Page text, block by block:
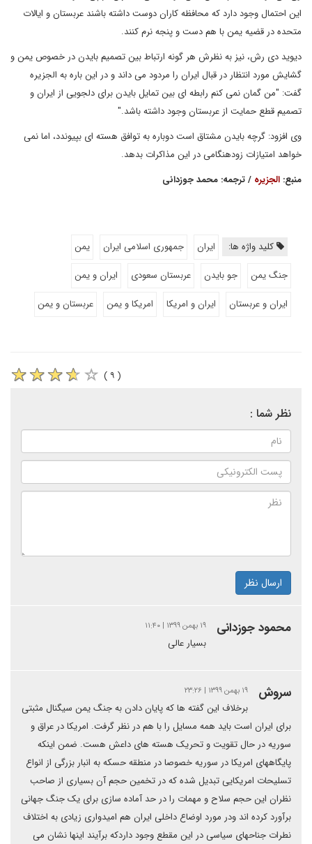
این احتمال وجود دارد که محافظه کاران دوست داشته باشند عربستان و ایالات
متحده در قضیه یمن با هم دست و پنجه نرم کنند.
دیوید دی رش، نیز به نظرش هر گونه ارتباط بین تصمیم بایدن در خصوص یمن و
گشایش مورد انتظار در قبال ایران را مردود می داند و در این باره به الجزیره
گفت: "من گمان نمی کنم رابطه ای بین تمایل بایدن برای دلجویی از ایران و
تصمیم قطع حمایت از عربستان وجود داشته باشد."
وی افزود: گرچه بایدن مشتاق است دوباره به توافق هسته ای بپیوندد، اما نمی
خواهد امتیازات زودهنگامی در این مذاکرات بدهد.
منبع: الجزیره / ترجمه: محمد جوزدانی
کلید واژه ها: ایران جمهوری اسلامی ایران
یمن
جنگ یمن
جو بایدن عربستان سعودی
ایران و یمن
ایران و عربستان
ایران و امریکا امریکا و یمن عربستان و یمن
( ۹ )
نظر شما :
ارسال نظر
محمود جوزدانی ۱۹ بهمن ۱۳۹۹ | ۱۱:۴۰
بسیار عالی
سروش ۱۹ بهمن ۱۳۹۹ | ۲۳:۲۶
برخلاف این گفته ها که پایان دادن به جنگ یمن سیگنال مثبتی
برای ایران است باید همه مسایل را با هم در نظر گرفت. امریکا در عراق و
سوریه در حال تقویت و تحریک هسته های داعش هست. ضمن اینکه
پایگاههای امریکا در سوریه خصوصا در منطقه حسکه به انبار بزرگی از انواع
تسلیحات امریکایی تبدیل شده که در تخمین حجم آن بسیاری از صاحب
نظران این حجم سلاح و مهمات را در حد آماده سازی برای یک جنگ جهانی
برآورد کرده اند ودر مورد اوضاع داخلی ایران هم امیدواری زیادی به اختلاف
نطرات جناحهای سیاسی در این مقطع وجود داردکه برآیند اینها نشان می